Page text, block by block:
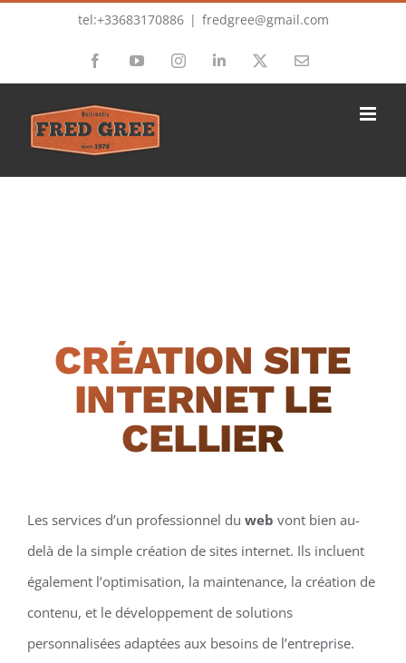
tel:+33683170886 | fredgree@gmail.com
FacebookYouTubeInstagramLinkedIn Email
CRÉATION SITE
INTERNET LE
CELLIER
Les services d’un professionnel du web vont bien au-
delà de la simple création de sites internet. Ils incluent
également l’optimisation, la maintenance, la création de
contenu, et le développement de solutions
personnalisées adaptées aux besoins de l’entreprise.